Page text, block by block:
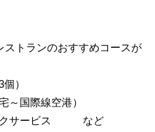
ストランのおすすめコースが
）
～国際線空港）
スクサービス など